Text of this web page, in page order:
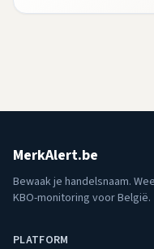
MerkAlert.be
Bewaak je handelsnaam.
KBO-monitoring voor België.
PLATFORM